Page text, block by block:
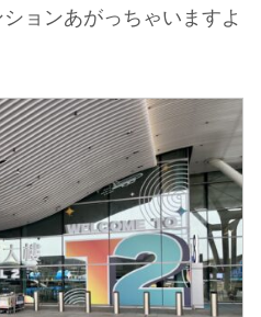
ョンあがっちゃいますよ